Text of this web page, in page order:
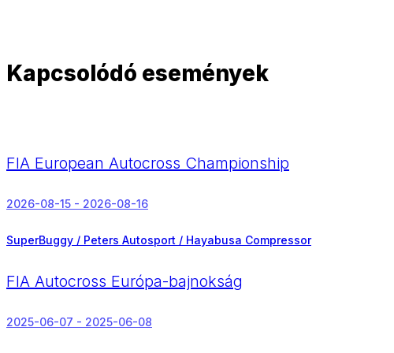
Kapcsolódó események
FIA European Autocross Championship
2026-08-15 - 2026-08-16
SuperBuggy / Peters Autosport / Hayabusa Compressor
FIA Autocross Európa-bajnokság
2025-06-07 - 2025-06-08